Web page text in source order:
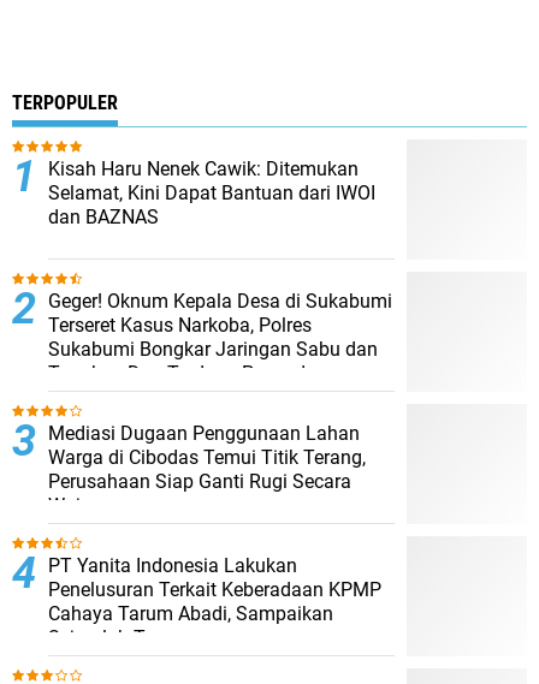
TERPOPULER
Kisah Haru Nenek Cawik: Ditemukan
Selamat, Kini Dapat Bantuan dari IWOI
dan BAZNAS
Geger! Oknum Kepala Desa di Sukabumi
Terseret Kasus Narkoba, Polres
Sukabumi Bongkar Jaringan Sabu dan
Tangkap Dua Terduga Pengedar
Mediasi Dugaan Penggunaan Lahan
Warga di Cibodas Temui Titik Terang,
Perusahaan Siap Ganti Rugi Secara
Wajar
PT Yanita Indonesia Lakukan
Penelusuran Terkait Keberadaan KPMP
Cahaya Tarum Abadi, Sampaikan
Sejumlah Temuan